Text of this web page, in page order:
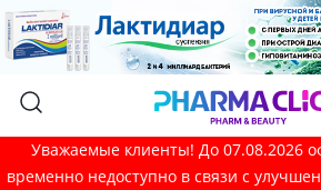
Уважаемые клиенты! До 07.08.2026
временно недоступно в связи с